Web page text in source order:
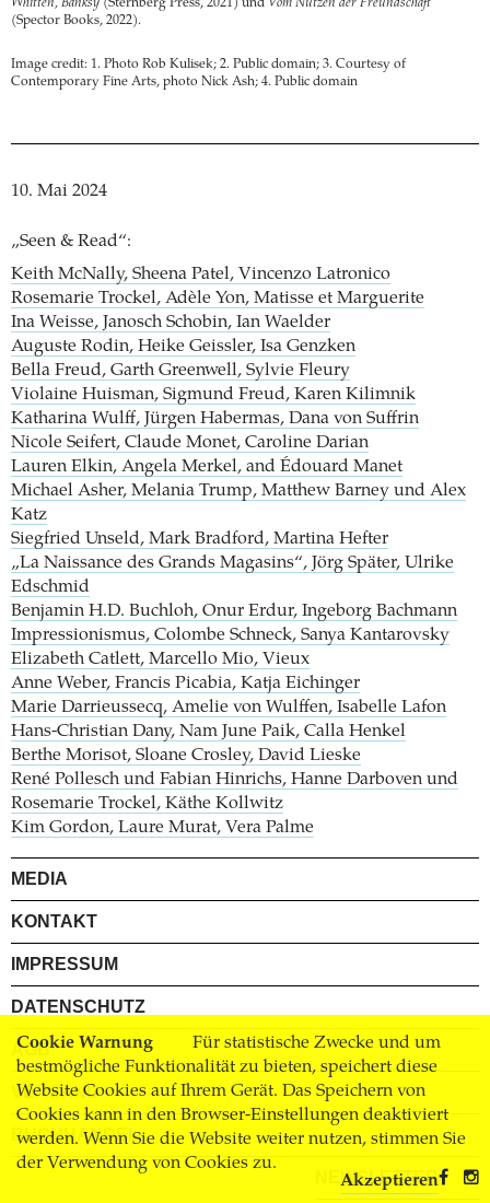
Cookie Warnung
Für statistische Zwecke und um
bestmögliche Funktionalität zu bieten, speichert diese
Website Cookies auf Ihrem Gerät. Das Speichern von
Cookies kann in den Browser-Einstellungen deaktiviert
werden. Wenn Sie die Website weiter nutzen, stimmen Sie
der Verwendung von Cookies zu.
Akzeptieren
Whitten, Banksy (Sternberg Press, 2021) und Vom Nutzen der Freundschaft
(Spector Books, 2022).
Image credit: 1. Photo Rob Kulisek; 2. Public domain; 3. Courtesy of
Contemporary Fine Arts, photo Nick Ash; 4. Public domain
10. Mai 2024
„Seen & Read“:
Keith McNally, Sheena Patel, Vincenzo Latronico
Rosemarie Trockel, Adèle Yon, Matisse et Marguerite
Ina Weisse, Janosch Schobin, Ian Waelder
Auguste Rodin, Heike Geissler, Isa Genzken
Bella Freud, Garth Greenwell, Sylvie Fleury
Violaine Huisman, Sigmund Freud, Karen Kilimnik
Katharina Wulff, Jürgen Habermas, Dana von Suffrin
Nicole Seifert, Claude Monet, Caroline Darian
Lauren Elkin, Angela Merkel, and Édouard Manet
Michael Asher, Melania Trump, Matthew Barney und Alex
Katz
Siegfried Unseld, Mark Bradford, Martina Hefter
„La Naissance des Grands Magasins“, Jörg Später, Ulrike
Edschmid
Benjamin H.D. Buchloh, Onur Erdur, Ingeborg Bachmann
Impressionismus, Colombe Schneck, Sanya Kantarovsky
Elizabeth Catlett, Marcello Mio, Vieux
Anne Weber, Francis Picabia, Katja Eichinger
Marie Darrieussecq, Amelie von Wulffen, Isabelle Lafon
Hans-Christian Dany, Nam June Paik, Calla Henkel
Berthe Morisot, Sloane Crosley, David Lieske
René Pollesch und Fabian Hinrichs, Hanne Darboven und
Rosemarie Trockel, Käthe Kollwitz
Kim Gordon, Laure Murat, Vera Palme
MEDIA
KONTAKT
IMPRESSUM
DATENSCHUTZ
AGB
VERSAND
BUCHHANDEL
NEWSLETTER